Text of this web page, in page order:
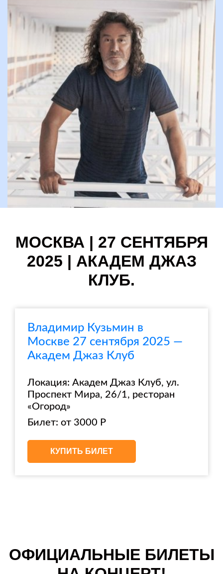
МОСКВА | 27 СЕНТЯБРЯ
2025 | АКАДЕМ ДЖАЗ
КЛУБ.
Владимир Кузьмин в
Москве 27 сентября 2025 —
Академ Джаз Клуб
Локация: Академ Джаз Клуб, ул.
Проспект Мира, 26/1, ресторан
«Огород»
Билет: от 3000 Р
КУПИТЬ БИЛЕТ
ОФИЦИАЛЬНЫЕ БИЛЕТЫ